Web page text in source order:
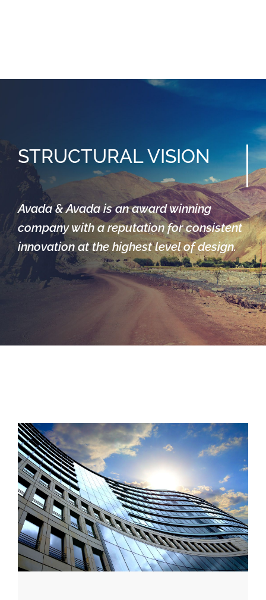
STRUCTURALVISION
Avada & Avada is an award winning
company with a reputation for consistent
innovation at the highest level of design.